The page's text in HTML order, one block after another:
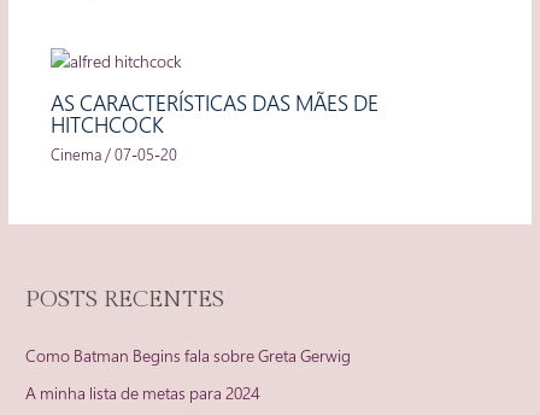
AS CARACTERÍSTICAS DAS MÃES DE
HITCHCOCK
Cinema/07-05-20
POSTS RECENTES
Como Batman Begins fala sobre Greta Gerwig
A minha lista de metas para 2024